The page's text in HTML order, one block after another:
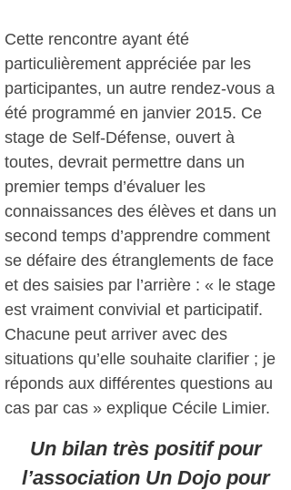
Cette rencontre ayant été
particulièrement appréciée par les
participantes, un autre rendez-vous a
été programmé en janvier 2015. Ce
stage de Self-Défense, ouvert à
toutes, devrait permettre dans un
premier temps d’évaluer les
connaissances des élèves et dans un
second temps d’apprendre comment
se défaire des étranglements de face
et des saisies par l’arrière : « le stage
est vraiment convivial et participatif.
Chacune peut arriver avec des
situations qu’elle souhaite clarifier ; je
réponds aux différentes questions au
cas par cas » explique Cécile Limier.
Un bilan très positif pour
l’association Un Dojo pour